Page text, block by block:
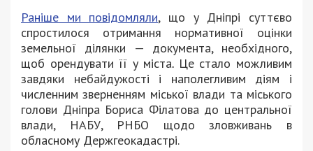
Раніше ми повідомляли, що у Дніпрі суттєво
спростилося отримання нормативної оцінки
земельної ділянки — документа, необхідного,
щоб орендувати її у міста. Це стало можливим
завдяки небайдужості і наполегливим діям і
численним зверненням міської влади та міського
голови Дніпра Бориса Філатова до центральної
влади, НАБУ, РНБО щодо зловживань в
обласному Держгеокадастрі.